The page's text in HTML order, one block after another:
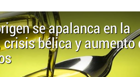
se apalanca en la
bélica y aumento